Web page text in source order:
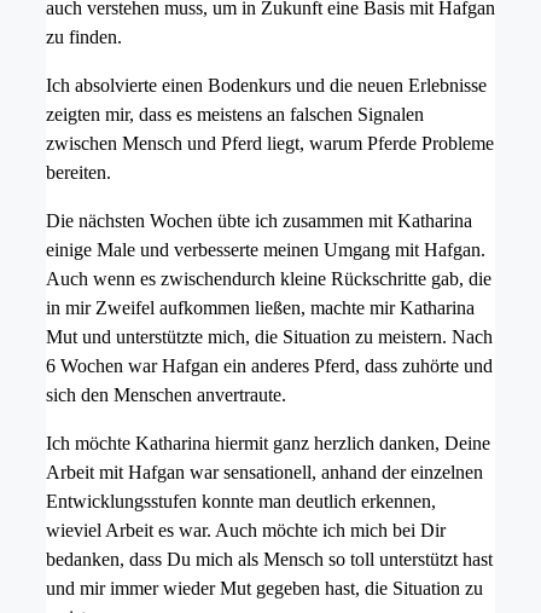
auch verstehen muss, um in Zukunft eine Basis mit Hafgan
zu finden.
Ich absolvierte einen Bodenkurs und die neuen Erlebnisse
zeigten mir, dass es meistens an falschen Signalen
zwischen Mensch und Pferd liegt, warum Pferde Probleme
bereiten.
Die nächsten Wochen übte ich zusammen mit Katharina
einige Male und verbesserte meinen Umgang mit Hafgan.
Auch wenn es zwischendurch kleine Rückschritte gab, die
in mir Zweifel aufkommen ließen, machte mir Katharina
Mut und unterstützte mich, die Situation zu meistern. Nach
6 Wochen war Hafgan ein anderes Pferd, dass zuhörte und
sich den Menschen anvertraute.
Ich möchte Katharina hiermit ganz herzlich danken, Deine
Arbeit mit Hafgan war sensationell, anhand der einzelnen
Entwicklungsstufen konnte man deutlich erkennen,
wieviel Arbeit es war. Auch möchte ich mich bei Dir
bedanken, dass Du mich als Mensch so toll unterstützt hast
und mir immer wieder Mut gegeben hast, die Situation zu